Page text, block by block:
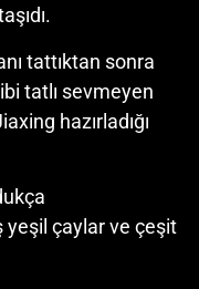
tattıktan sonra
tatlı sevmeyen
hazırladığı
çaylar ve çeşit